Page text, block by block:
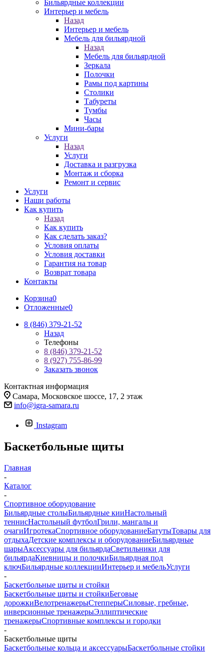
Бильярдные коллекции
Интерьер и мебель
Назад
Интерьер и мебель
Мебель для бильярдной
Назад
Мебель для бильярдной
Зеркала
Полочки
Рамы под картины
Столики
Табуреты
Тумбы
Часы
Мини-бары
Услуги
Назад
Услуги
Доставка и разгрузка
Монтаж и сборка
Ремонт и сервис
Услуги
Наши работы
Как купить
Назад
Как купить
Как сделать заказ?
Условия оплаты
Условия доставки
Гарантия на товар
Возврат товара
Контакты
Корзина0
Отложенные0
8 (846) 379-21-52
Назад
Телефоны
8 (846) 379-21-52
8 (927) 755-86-99
Заказать звонок
Контактная информация
Самара, Московское шоссе, 17, 2 этаж
info@igra-samara.ru
Instagram
Баскетбольные щиты
Главная
-
Каталог
-
Спортивное оборудование
Бильярдные столыБильярдные кииНастольный
теннисНастольный футболГрили, мангалы и
очагиИгротекаСпортивное оборудованиеБатутыТовары для
отдыхаДетские комплексы и оборудованиеБильярдные
шарыАксессуары для бильярдаСветильники для
бильярдаКиевницы и полочкиБильярдная под
ключБильярдные коллекцииИнтерьер и мебельУслуги
-
Баскетбольные щиты и стойки
Баскетбольные щиты и стойкиБеговые
дорожкиВелотренажерыСтепперыСиловые, гребные,
инверсионные тренажерыЭллиптические
тренажерыСпортивные комплексы и городки
-
Баскетбольные щиты
Баскетбольные кольца и аксессуарыБаскетбольные стойки